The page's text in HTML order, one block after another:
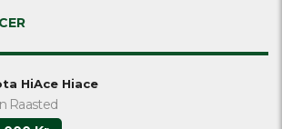
HiAce Hiace
Raasted